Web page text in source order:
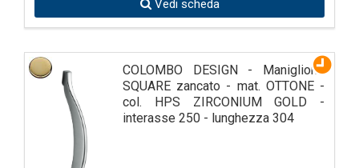
Vedi scheda
COLOMBO DESIGN - Maniglione
SQUARE zancato - mat. OTTONE -
col. HPS ZIRCONIUM GOLD -
interasse 250 - lunghezza 304